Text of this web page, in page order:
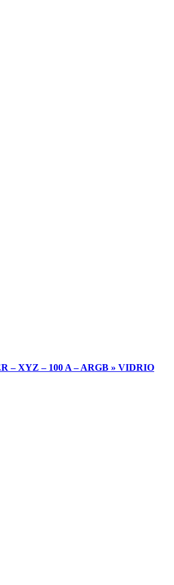
– XYZ – 100 A – ARGB » VIDRIO